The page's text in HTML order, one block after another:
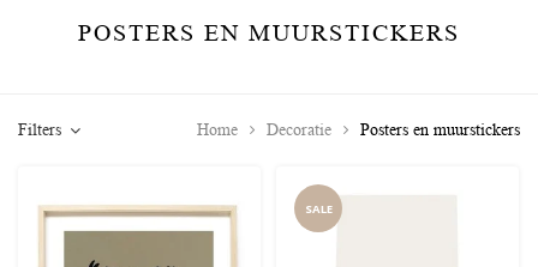
POSTERS EN MUURSTICKERS
Filters Home Decoratie Posters en muurstickers
SALE